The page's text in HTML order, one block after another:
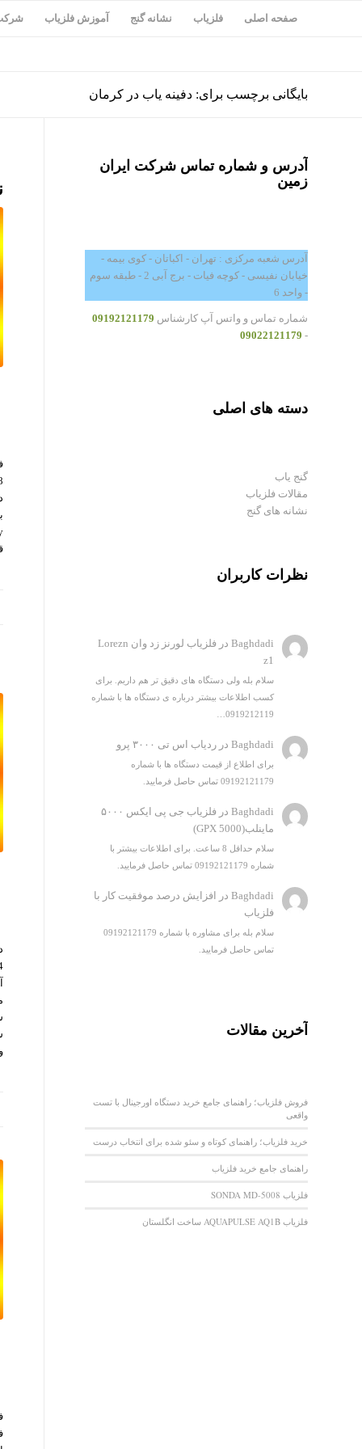
صفحه اصلی فلزیاب نشانه گنج آموزش فلزیاب
بایگانی برچسب برای: دفینه یاب در کرمان
آدرس و شماره تماس شرکت ایران
زمین
آدرس شعبه مرکزی : تهران - اکباتان - کوی بیمه -
خیابان نفیسی - کوچه فیات - برج آبی 2 - طبقه سوم
- واحد 6
شماره تماس و واتس آپ کارشناس 09192121179
-
09022121179
دسته های اصلی
گنج یاب
مقالات فلزیاب
نشانه های گنج
نظرات کاربران
Baghdadi در
فلزیاب لورنز زد وان Lorezn
z1
سلام بله ولی دستگاه های دقیق تر هم داریم. برای
کسب اطلاعات بیشتر درباره ی دستگاه ها با شماره
0919212119…
Baghdadi درردیاب اس تی ۳۰۰۰ پرو
برای اطلاع از قیمت دستگاه ها با شماره
09192121179 تماس حاصل فرمایید.
Baghdadi در
فلزیاب جی پی ایکس ۵۰۰۰
ماینلب(GPX 5000)
سلام حداقل 8 ساعت. برای اطلاعات بیشتر با
شماره 09192121179 تماس حاصل فرمایید.
Baghdadi در
افزایش درصد موفقیت کار با
فلزیاب
سلام بله برای مشاوره با شماره 09192121179
تماس حاصل فرمایید.
آخرین مقالات
فروش فلزیاب؛ راهنمای جامع خرید دستگاه اورجینال با تست
واقعی
خرید فلزیاب؛ راهنمای کوتاه و سئو شده برای انتخاب درست
راهنمای جامع خرید فلزیاب
فلزیاب SONDA MD-5008
فلزیاب AQUAPULSE AQ1B ساخت انگلستان